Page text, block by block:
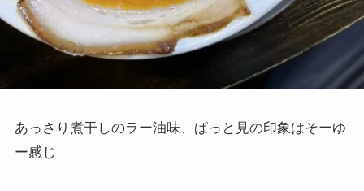
あっさり煮干しのラー油味、ぱっと見の印象はそーゆ
ー感じ